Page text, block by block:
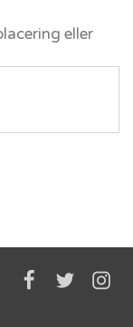
eller